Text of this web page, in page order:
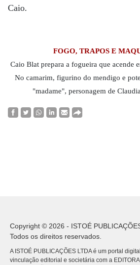
Caio.
FOGO, TRAPOS E
Caio Blat prepara a fogueira que acende
No camarim, figurino do mendigo e
"madame", personagem de
Copyright © 2026 - ISTOÉ
Todos os direitos reservados.
A ISTOÉ PUBLICAÇÕES LTDA é um portal
vinculação editorial e societária com a